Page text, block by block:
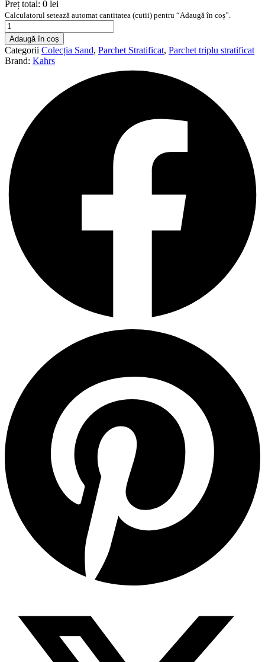
Preț total: 0 lei
Calculatorul setează automat cantitatea (cutii) pentru “Adaugă în coș”.
Cantitate
Parchet
triplu
stratificat
Kahrs
mm
Adaugă în coș
Categorii Colecția Sand, Parchet Stratificat, Parchet triplu stratificat
Brand: Kahrs